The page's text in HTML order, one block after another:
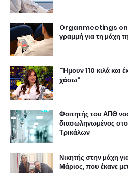
Organmeetings on
γραμμή για τη μάχη
"Ήμουν 110 κιλά και
χάσω"
Φοιτητής του ΑΠΘ
διασωληνωμένος
Τρικάλων
Νικητής στην μάχη
Μάριος, που έκανε